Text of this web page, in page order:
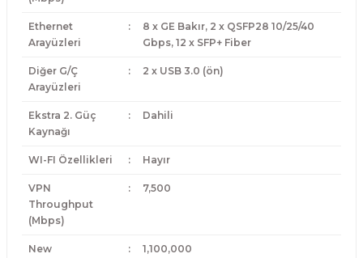
Ethernet
Arayüzleri
:
8 x GE Bakır, 2 x QSFP28 10/25/40
Gbps, 12 x SFP+ Fiber
Diğer G/Ç
Arayüzleri
: 2 x USB 3.0 (ön)
Ekstra 2. Güç
Kaynağı
: Dahili
WI-FI Özellikleri : Hayır
VPN
Throughput
(Mbps)
: 7,500
New
: 1,100,000